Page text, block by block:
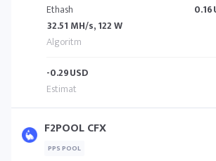
Ethash
32.51 MH/s, 122 W
0.16
-0.29USD
F2POOL CFX
PPS POOL